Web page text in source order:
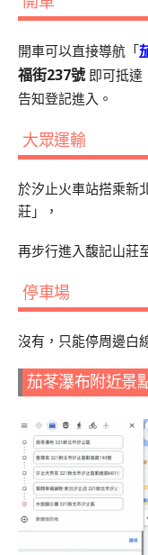
開車可以直接導航「
福街237號 即可抵達
告知登記進入。
大眾運輸
於汐止火車站搭乘新
莊」，
再步行進入馥記山莊
停車場
沒有，只能停周邊白
茄苳瀑布附近景